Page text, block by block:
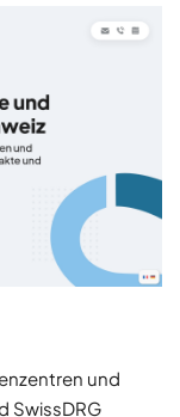
und
SwissDRG